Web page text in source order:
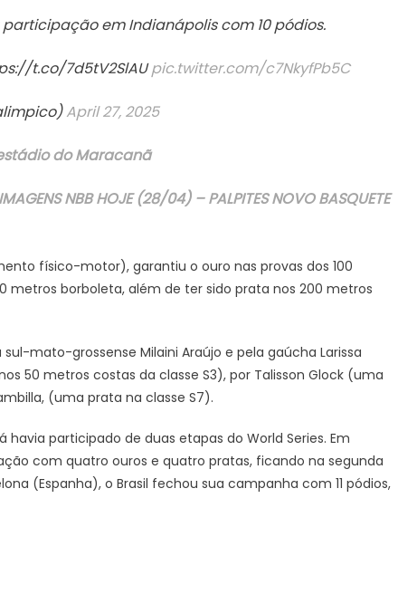
em Indianápolis com 10 pódios.
t.co/7d5tV2SlAUpic.twitter.com/c7NkyfPb5C
April 27, 2025
do Maracanã
NBB HOJE (28/04) – PALPITES NOVO BASQUETE
físico-motor), garantiu o ouro nas provas dos 100
metros borboleta, além de ter sido prata nos 200 metros
mato-grossense Milaini Araújo e pela gaúcha Larissa
50 metros costas da classe S3), por Talisson Glock (uma
(uma prata na classe S7).
participado de duas etapas do World Series. Em
com quatro ouros e quatro pratas, ficando na segunda
(Espanha), o Brasil fechou sua campanha com 11 pódios,